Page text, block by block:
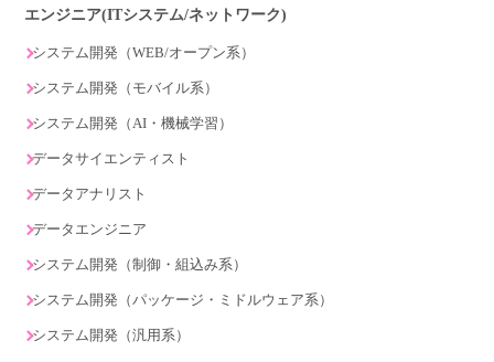
エンジニア(ITシステム/ネットワーク)
システム開発（WEB/オープン系）
システム開発（モバイル系）
システム開発（AI・機械学習）
データサイエンティスト
データアナリスト
データエンジニア
システム開発（制御・組込み系）
システム開発（パッケージ・ミドルウェア系）
システム開発（汎用系）